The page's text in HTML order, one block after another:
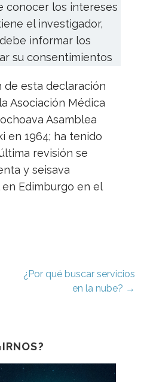
conocer los intereses
el investigador,
informar los
su consentimientos
de esta declaración
Asociación Médica
Asamblea
en 1964; ha tenido
revisión se
y seisava
Edimburgo en el
¿Por qué buscar servicios
en la nube? →